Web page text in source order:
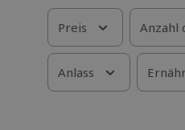
Preis Anzahl
Anlass